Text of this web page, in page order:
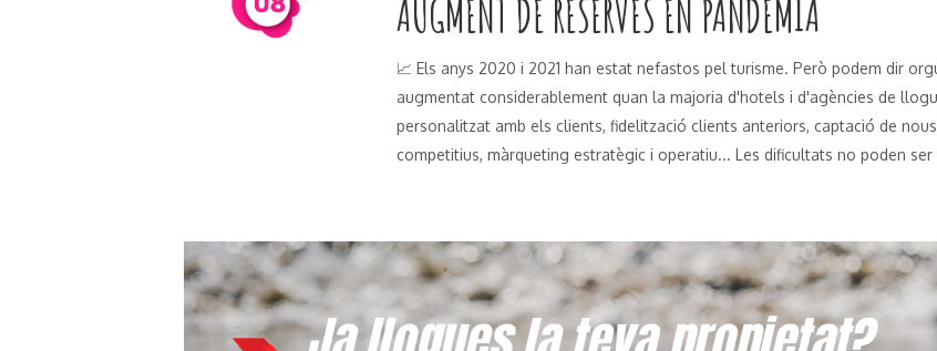
AUGMENT DE RESERVES EN PANDÈMIA
📈 Els anys 2020 i 2021 han estat nefastos pel turisme. Però podem dir
augmentat considerablement quan la majoria d'hotels i d'agències de
personalitzat amb els clients, fidelització clients anteriors, captació de
competitius, màrqueting estratègic i operatiu... Les dificultats no poden